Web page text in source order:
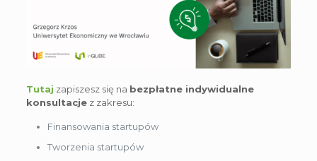
Tutaj zapiszesz się na bezpłatne indywidualne
konsultacjez zakresu:
Finansowania startupów
Tworzenia startupów